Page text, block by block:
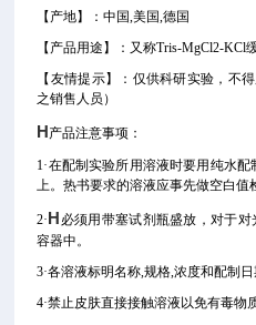
【产地】：中国,美国,德国
【产品用途】
：又称Tris-MgCl2-KCl
【 友情提示】：仅供科研实验，不得
之销售人员）
H产品注意事项：
1·在配制实验所用溶液时要用纯水
上。热书要求的溶液应事先做空白值
2·H 必须用带塞试剂瓶盛放，对于
容器中。
3·各溶液标明名称,规格,浓度和配制日
4·禁止皮肤直接接触溶液以免有毒物